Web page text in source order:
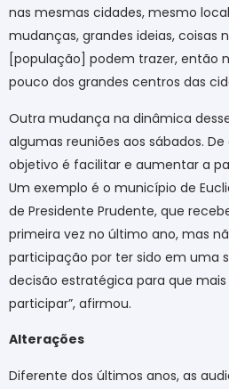
nas mesmas cidades, mesmo
mudanças, grandes ideias, coisas
[população] podem trazer, então
pouco dos grandes centros das
Outra mudança na dinâmica
algumas reuniões aos sábados.
objetivo é facilitar e aumentar a
Um exemplo é o município de
de Presidente Prudente, que
primeira vez no último ano, mas
participação por ter sido em uma
decisão estratégica para que
participar”, afirmou.
Alterações
Diferente dos últimos anos, as